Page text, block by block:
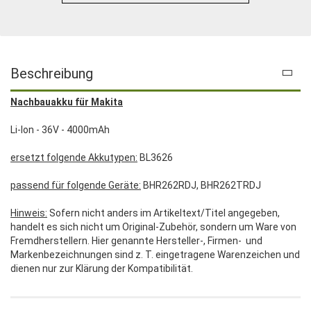
Beschreibung
Nachbauakku für Makita
Li-Ion - 36V - 4000mAh
ersetzt folgende Akkutypen: BL3626
passend für folgende Geräte: BHR262RDJ, BHR262TRDJ
Hinweis: Sofern nicht anders im Artikeltext/Titel angegeben,
handelt es sich nicht um Original-Zubehör, sondern um Ware von
Fremdherstellern. Hier genannte Hersteller-, Firmen- und
Markenbezeichnungen sind z. T. eingetragene Warenzeichen und
dienen nur zur Klärung der Kompatibilität.